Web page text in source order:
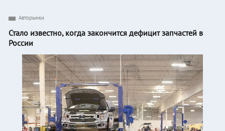
Авторынки
Стало известно, когда закончится дефицит запчастей в
России